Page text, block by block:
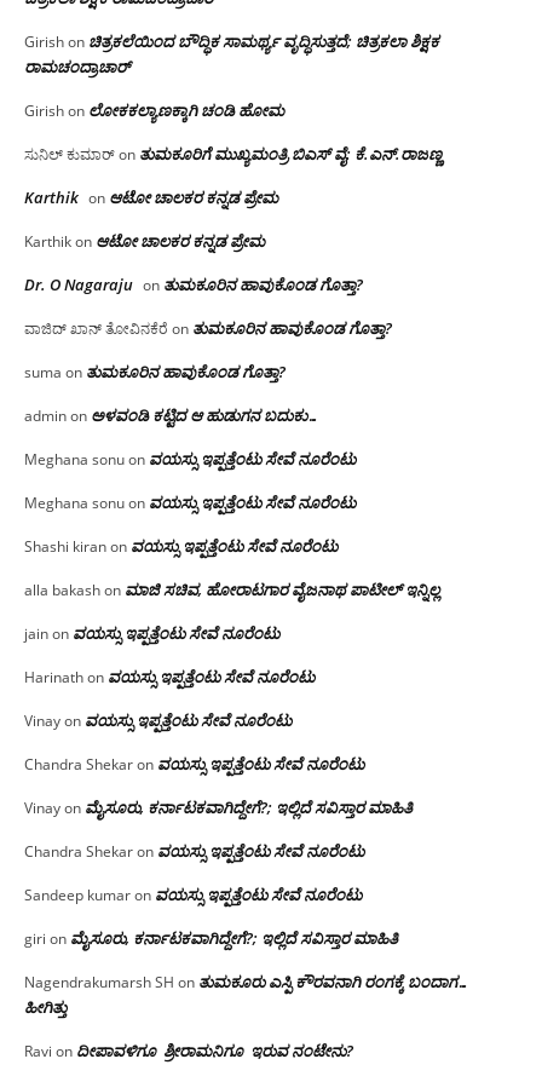
Girishon ಚಿತ್ರಕಲೆಯಿಂದ ಬೌದ್ಧಿಕ ಸಾಮರ್ಥ್ಯ ವೃದ್ಧಿಸುತ್ತದೆ; ಚಿತ್ರಕಲಾ ಶಿಕ್ಷಕ
ರಾಮಚಂದ್ರಾಚಾರ್
Girishon ಲೋಕಕಲ್ಯಾಣಕ್ಕಾಗಿ ಚಂಡಿ ಹೋಮ
ಸುನಿಲ್ ಕುಮಾರ್on ತುಮಕೂರಿಗೆ ಮುಖ್ಯಮಂತ್ರಿ ಬಿಎಸ್ ವೈ: ಕೆ.ಎನ್.ರಾಜಣ್ಣ
Karthik on ಆಟೋ ಚಾಲಕರ ಕನ್ನಡ ಪ್ರೇಮ
Karthikon ಆಟೋ ಚಾಲಕರ ಕನ್ನಡ ಪ್ರೇಮ
Dr. O Nagaraju on ತುಮಕೂರಿನ ಹಾವುಕೊಂಡ ಗೊತ್ತಾ?
ವಾಜಿದ್ ಖಾನ್ ತೋವಿನಕೆರೆ on ತುಮಕೂರಿನ ಹಾವುಕೊಂಡ ಗೊತ್ತಾ?
suma on ತುಮಕೂರಿನ ಹಾವುಕೊಂಡ ಗೊತ್ತಾ?
adminon ಅಳವಂಡಿ ಕಟ್ಟಿದ ಆ ಹುಡುಗನ ಬದುಕು…
Meghana sonuon ವಯಸ್ಸು ಇಪ್ಪತ್ತೆಂಟು ಸೇವೆ ನೂರೆಂಟು
Meghana sonuon ವಯಸ್ಸು ಇಪ್ಪತ್ತೆಂಟು ಸೇವೆ ನೂರೆಂಟು
Shashi kiranon ವಯಸ್ಸು ಇಪ್ಪತ್ತೆಂಟು ಸೇವೆ ನೂರೆಂಟು
alla bakashon ಮಾಜಿ ಸಚಿವ, ಹೋರಾಟಗಾರ ವೈಜನಾಥ ಪಾಟೀಲ್ ಇನ್ನಿಲ್ಲ
jainon ವಯಸ್ಸು ಇಪ್ಪತ್ತೆಂಟು ಸೇವೆ ನೂರೆಂಟು
Harinathon ವಯಸ್ಸು ಇಪ್ಪತ್ತೆಂಟು ಸೇವೆ ನೂರೆಂಟು
Vinayon ವಯಸ್ಸು ಇಪ್ಪತ್ತೆಂಟು ಸೇವೆ ನೂರೆಂಟು
Chandra Shekaron ವಯಸ್ಸು ಇಪ್ಪತ್ತೆಂಟು ಸೇವೆ ನೂರೆಂಟು
Vinayon ಮೈಸೂರು, ಕರ್ನಾಟಕವಾಗಿದ್ದೇಗೆ?; ಇಲ್ಲಿದೆ ಸವಿಸ್ತಾರ ಮಾಹಿತಿ
Chandra Shekaron ವಯಸ್ಸು ಇಪ್ಪತ್ತೆಂಟು ಸೇವೆ ನೂರೆಂಟು
Sandeep kumaron ವಯಸ್ಸು ಇಪ್ಪತ್ತೆಂಟು ಸೇವೆ ನೂರೆಂಟು
giri on ಮೈಸೂರು, ಕರ್ನಾಟಕವಾಗಿದ್ದೇಗೆ?; ಇಲ್ಲಿದೆ ಸವಿಸ್ತಾರ ಮಾಹಿತಿ
Nagendrakumarsh SH on ತುಮಕೂರು ಎಸ್ಪಿ ಕೌರವನಾಗಿ ರಂಗಕ್ಕೆ ಬಂದಾಗ…
ಹೀಗಿತ್ತು
Ravi on ದೀಪಾವಳಿಗೂ ಶ್ರೀರಾಮನಿಗೂ ಇರುವ ನಂಟೇನು?